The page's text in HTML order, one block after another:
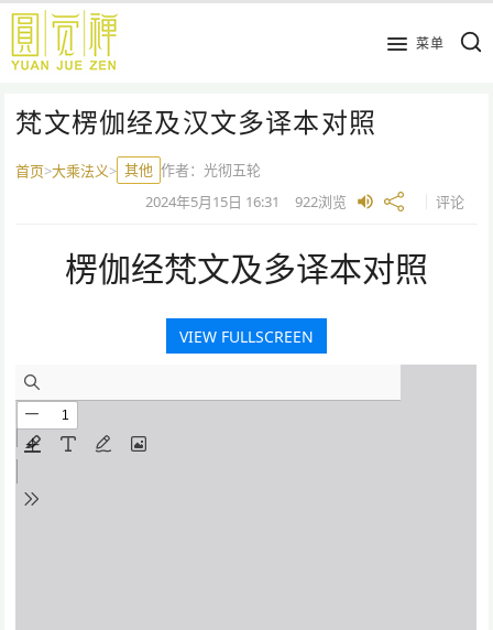
跳
主
菜单
梵文楞伽经及汉文多译本对照
首页>大乘法义> 其他 作者：光彻五轮
2024年5月15日 16:31 922浏览 评论
楞伽经梵文及多译本对照
VIEW FULLSCREEN